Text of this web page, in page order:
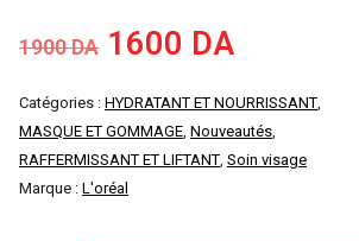
1900DA Le
prix
initial
était :
1600 DALe
prix
actuel
Catégories : HYDRATANT ET NOURRISSANT,
MASQUE ET GOMMAGE, Nouveautés,
RAFFERMISSANT ET LIFTANT, Soin visage
Marque : L'oréal